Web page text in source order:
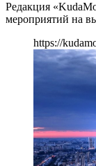
Редакция
мероприятий на
https://